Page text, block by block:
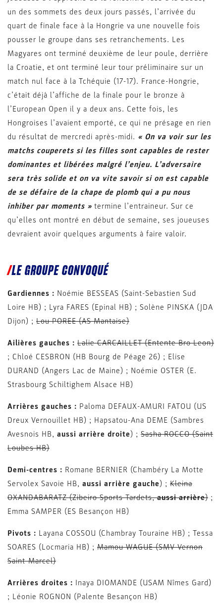
un des sommets des deux jours passés, l’arrivée du
quart de finale face à la Hongrie va une nouvelle fois
pousser le groupe dans ses retranchements. Les
Magyares ont terminé deuxième de leur poule, derrière
la Croatie, et ont terminé leur tour préliminaire sur un
match nul face à la Tchéquie (17-17). France-Hongrie,
c’était déjà l’affiche de la finale pour le bronze à
l’European Open il y a deux ans. Cette fois, les
Hongroises l’avaient emporté, ce qui ne présage en rien
du résultat de mercredi après-midi. « On va voir sur les
matchs couperets si les filles sont capables de rester
dominantes et libérées malgré l’enjeu. L’adversaire
sera très solide et on va vite savoir si on est capable
de se défaire de la chape de plomb qui a pu nous
inhiber par moments » termine l’entraineur. Sur ce
qu’elles ont montré en début de semaine, ses joueuses
devraient avoir quelques arguments à faire valoir.
LE GROUPE CONVOQUÉ
Gardiennes : Noémie BESSEAS (Saint-Sebastien Sud
Loire HB) ; Lyra FARES (Epinal HB) ; Solène PINSKA (JDA
Dijon) ; Lou POREE (AS Mantaise)
Ailières gauches : Lalie CARCAILLET (Entente Bro Leon)
; Chloé CESBRON (HB Bourg de Péage 26) ; Elise
DURAND (Angers Lac de Maine) ; Noémie OSTER (E.
Strasbourg Schiltighem Alsace HB)
Arrières gauches : Paloma DEFAUX-AMURI FATOU (US
Dreux Vernouillet HB) ; Hapsatou-Ana DEME (Sambres
Avesnois HB, aussi arrière droite) ; Sasha ROCCO (Saint
Loubes HB)
Demi-centres : Romane BERNIER (Chambéry La Motte
Servolex Savoie HB, aussi arrière gauche) ; Kleina
OXANDABARATZ (Zibeiro Sports Tardets,aussi arrière) ;
Emma SAMPER (ES Besançon HB)
Pivots : Layana COSSOU (Chambray Touraine HB) ; Tessa
SOARES (Locmaria HB) ; Mamou WAGUE (SMV Vernon
Saint-Marcel)
Arrières droites : Inaya DIOMANDE (USAM Nîmes Gard)
; Léonie ROGNON (Palente Besançon HB)